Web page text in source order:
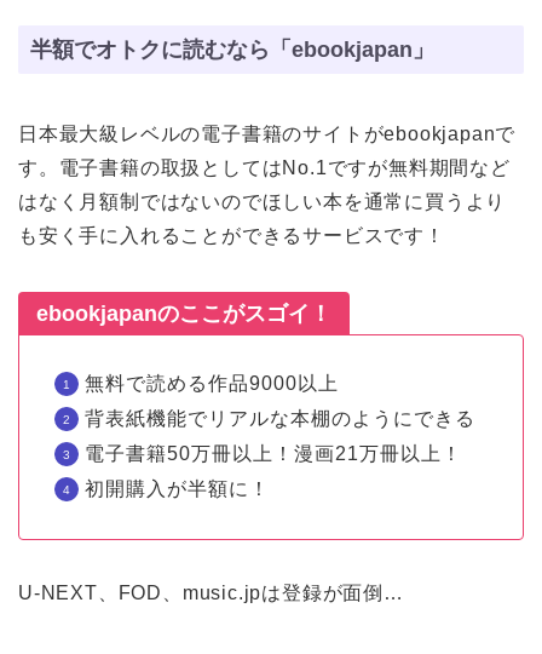
半額でオトクに読むなら「ebookjapan」
日本最大級レベルの電子書籍のサイトがebookjapanで
す。電子書籍の取扱としてはNo.1ですが無料期間など
はなく月額制ではないのでほしい本を通常に買うより
も安く手に入れることができるサービスです！
ebookjapanのここがスゴイ！
無料で読める作品9000以上
背表紙機能でリアルな本棚のようにできる
電子書籍50万冊以上！漫画21万冊以上！
初開購入が半額に！
U-NEXT、FOD、music.jpは登録が面倒…